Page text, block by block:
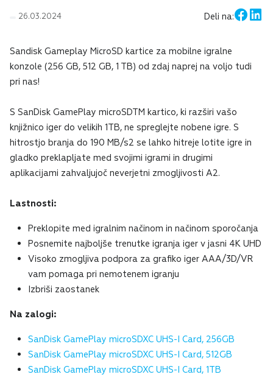
26.03.2024 Deli na:
Sandisk Gameplay MicroSD kartice za mobilne igralne
konzole (256 GB, 512 GB, 1 TB) od zdaj naprej na voljo tudi
pri nas!
S SanDisk GamePlay microSDTM kartico, ki razširi vašo
knjižnico iger do velikih 1TB, ne spreglejte nobene igre. S
hitrostjo branja do 190 MB/s2 se lahko hitreje lotite igre in
gladko preklapljate med svojimi igrami in drugimi
aplikacijami zahvaljujoč neverjetni zmogljivosti A2.
Lastnosti:
Preklopite med igralnim načinom in načinom sporočanja
Posnemite najboljše trenutke igranja iger v jasni 4K UHD
Visoko zmogljiva podpora za grafiko iger AAA/3D/VR
vam pomaga pri nemotenem igranju
Izbriši zaostanek
Na zalogi:
SanDisk GamePlay microSDXC UHS-I Card, 256GB
SanDisk GamePlay microSDXC UHS-I Card, 512GB
SanDisk GamePlay microSDXC UHS-I Card, 1TB